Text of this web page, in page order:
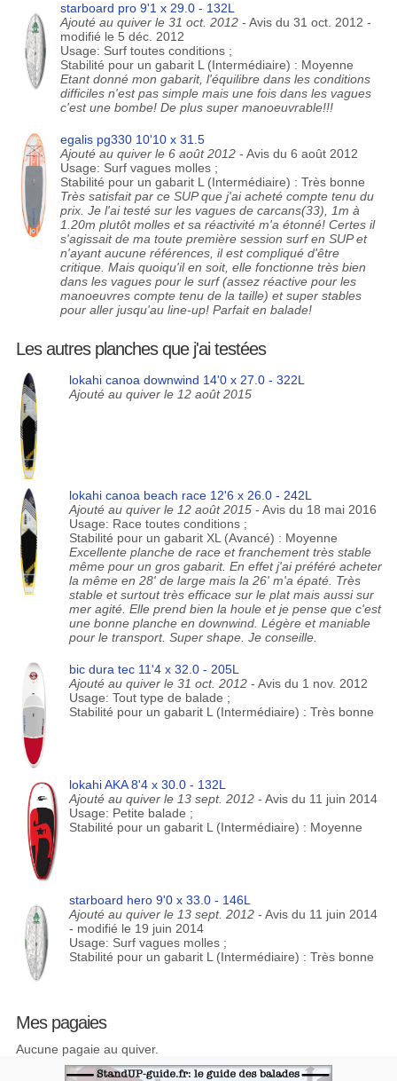
starboard pro 9'1 x 29.0 - 132L
Ajouté au quiver le 31 oct. 2012 - Avis du 31 oct. 2012 -
modifié le 5 déc. 2012
Usage: Surf toutes conditions ;
Stabilité pour un gabarit L (Intermédiaire) : Moyenne
Etant donné mon gabarit, l'équilibre dans les conditions
difficiles n'est pas simple mais une fois dans les vagues
c'est une bombe! De plus super manoeuvrable!!!
egalis pg330 10'10 x 31.5
Ajouté au quiver le 6 août 2012 - Avis du 6 août 2012
Usage: Surf vagues molles ;
Stabilité pour un gabarit L (Intermédiaire) : Très bonne
Très satisfait par ce SUP que j'ai acheté compte tenu du
prix. Je l'ai testé sur les vagues de carcans(33), 1m à
1.20m plutôt molles et sa réactivité m'a étonné! Certes il
s'agissait de ma toute première session surf en SUP et
n'ayant aucune références, il est compliqué d'être
critique. Mais quoiqu'il en soit, elle fonctionne très bien
dans les vagues pour le surf (assez réactive pour les
manoeuvres compte tenu de la taille) et super stables
pour aller jusqu'au line-up! Parfait en balade!
Les autres planches que j'ai testées
lokahi canoa downwind 14'0 x 27.0 - 322L
Ajouté au quiver le 12 août 2015
lokahi canoa beach race 12'6 x 26.0 - 242L
Ajouté au quiver le 12 août 2015 - Avis du 18 mai 2016
Usage: Race toutes conditions ;
Stabilité pour un gabarit XL (Avancé) : Moyenne
Excellente planche de race et franchement très stable
même pour un gros gabarit. En effet j'ai préféré acheter
la même en 28' de large mais la 26' m'a épaté. Très
stable et surtout très efficace sur le plat mais aussi sur
mer agité. Elle prend bien la houle et je pense que c'est
une bonne planche en downwind. Légère et maniable
pour le transport. Super shape. Je conseille.
bic dura tec 11'4 x 32.0 - 205L
Ajouté au quiver le 31 oct. 2012 - Avis du 1 nov. 2012
Usage: Tout type de balade ;
Stabilité pour un gabarit L (Intermédiaire) : Très bonne
lokahi AKA 8'4 x 30.0 - 132L
Ajouté au quiver le 13 sept. 2012 - Avis du 11 juin 2014
Usage: Petite balade ;
Stabilité pour un gabarit L (Intermédiaire) : Moyenne
starboard hero 9'0 x 33.0 - 146L
Ajouté au quiver le 13 sept. 2012 - Avis du 11 juin 2014
- modifié le 19 juin 2014
Usage: Surf vagues molles ;
Stabilité pour un gabarit L (Intermédiaire) : Très bonne
Mes pagaies
Aucune pagaie au quiver.